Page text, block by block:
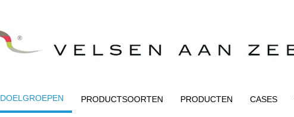
DOELGROEPEN PRODUCTSOORTEN PRODUCTEN CASES